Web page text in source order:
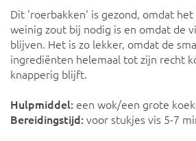
Dit 'roerbakken' is gezond, omdat
weinig zout bij nodig is en omdat de
blijven. Het is zo lekker, omdat de
ingrediënten helemaal tot zijn recht
knapperig blijft.
Hulpmiddel: een wok/een grote
Bereidingstijd:voor stukjes vis 5-7